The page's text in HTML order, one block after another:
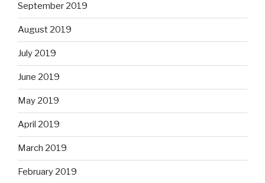
September 2019
August 2019
July 2019
June 2019
May 2019
April 2019
March 2019
February 2019